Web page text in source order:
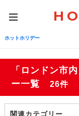
toggle
navigation
ホットホリデー
「ロンドン市
ー一覧
26件
関連カテゴリー